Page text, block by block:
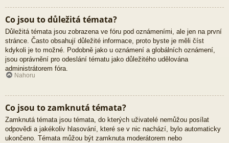
Co jsou to důležitá témata?
Důležitá témata jsou zobrazena ve fóru pod oznámeními, ale jen na první
stránce. Často obsahují důležité informace, proto byste je měli číst
kdykoli je to možné. Podobně jako u oznámení a globálních oznámení,
jsou oprávnění pro odeslání tématu jako důležitého udělována
administrátorem fóra.
Nahoru
Co jsou to zamknutá témata?
Zamknutá témata jsou témata, do kterých uživatelé nemůžou posílat
odpovědi a jakékoliv hlasování, které se v nic nachází, bylo automaticky
ukončeno. Témata můžou být zamknuta moderátorem nebo